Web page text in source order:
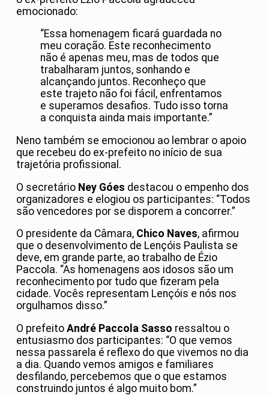
emocionado:
“Essa homenagem ficará guardada no
meu coração. Este reconhecimento
não é apenas meu, mas de todos que
trabalharam juntos, sonhando e
alcançando juntos. Reconheço que
este trajeto não foi fácil, enfrentamos
e superamos desafios. Tudo isso torna
a conquista ainda mais importante.”
Neno também se emocionou ao lembrar o apoio
que recebeu do ex-prefeito no início de sua
trajetória profissional.
O secretário Ney Góes destacou o empenho dos
organizadores e elogiou os participantes: “Todos
são vencedores por se disporem a concorrer.”
O presidente da Câmara, Chico Naves, afirmou
que o desenvolvimento de Lençóis Paulista se
deve, em grande parte, ao trabalho de Ézio
Paccola. “As homenagens aos idosos são um
reconhecimento por tudo que fizeram pela
cidade. Vocês representam Lençóis e nós nos
orgulhamos disso.”
O prefeito André Paccola Sasso ressaltou o
entusiasmo dos participantes: “O que vemos
nessa passarela é reflexo do que vivemos no dia
a dia. Quando vemos amigos e familiares
desfilando, percebemos que o que estamos
construindo juntos é algo muito bom.”